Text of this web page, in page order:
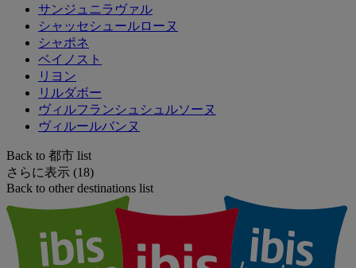
サンジュニラヴァル
シャッセシュールローヌ
シャポネ
ベイノスト
リヨン
リルダボー
ヴィルフランシュシュルソーヌ
ヴィルールバンヌ
Back to 都市 list
さらに表示 (18)
Back to other destinations list